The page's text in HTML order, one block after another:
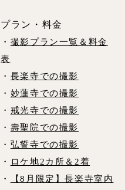
プラン・料金
・ 撮影プラン一覧＆料金
表
・ 長楽寺での撮影
・ 妙蓮寺での撮影
・ 戒光寺での撮影
・ 壽聖院での撮影
・ 弘誓寺での撮影
・
ロケ地2カ所＆2着
・
【8月限定】長楽寺室内